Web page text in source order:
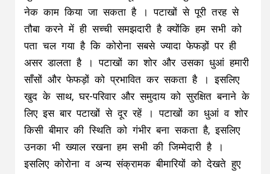
नेक काम किया जा सकता है । पटाखों से पूरी तरह से
तौबा करने में ही सच्ची समझदारी है क्योंकि हम सभी को
पता चल गया है कि कोरोना सबसे ज्यादा फेफड़ों पर ही
असर डालता है । पटाखों का शोर और उसका धुआं हमारी
साँसों और फेफड़ों को प्रभावित कर सकता है । इसलिए
खुद के साथ, घर-परिवार और समुदाय को सुरक्षित बनाने के
लिए इस बार पटाखों से दूर रहें । पटाखों का धुआं व शोर
किसी बीमार की स्थिति को गंभीर बना सकता है, इसलिए
उनका भी ख्याल रखना हम सभी की जिम्मेदारी है ।
इसलिए कोरोना व अन्य संक्रामक बीमारियों को देखते हुए